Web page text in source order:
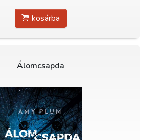
kosárba
Álomcsapda